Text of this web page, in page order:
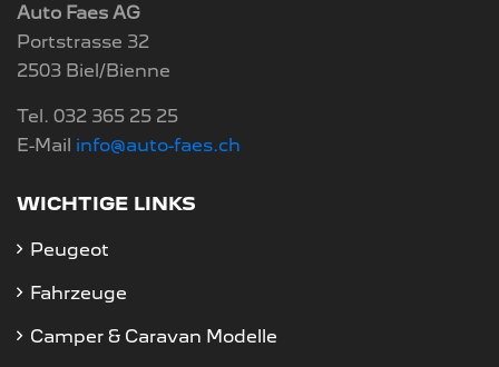
Auto Faes AG
Portstrasse 32
2503 Biel/Bienne
Tel. 032 365 25 25
E-Mail info@auto-faes.ch
WICHTIGE LINKS
Peugeot
Fahrzeuge
Camper & Caravan Modelle